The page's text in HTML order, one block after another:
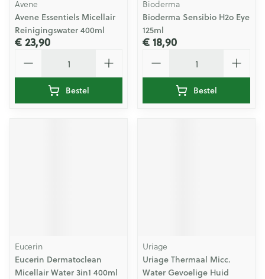
Avene
Avene Essentiels Micellair
Reinigingswater 400ml
€ 23,90
Bestel
Bioderma
Bioderma Sensibio H2o Eye
125ml
€ 18,90
Bestel
Eucerin
Eucerin Dermatoclean
Micellair Water 3in1 400ml
Uriage
Uriage Thermaal Micc.
Water Gevoelige Huid